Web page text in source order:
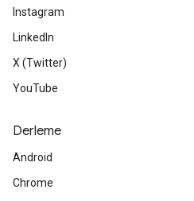
Instagram
LinkedIn
X (Twitter)
YouTube
Derleme
Android
Chrome